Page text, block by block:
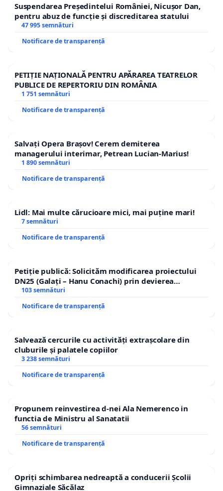
Suspendarea Președintelui României, Nicușor Dan,
pentru abuz de funcție și discreditarea statului
47 995 semnături
Notificare de transparență
PETIȚIE NAȚIONALĂ PENTRU APĂRAREA TEATRELOR
PUBLICE DE REPERTORIU DIN ROMÂNIA
1 751 semnături
Notificare de transparență
Salvați Opera Brașov! Cerem demiterea
managerului interimar, Petrean Lucian-Marius!
1 890 semnături
Notificare de transparență
Lidl: Mai multe cărucioare mici, mai puține mari!
7 semnături
Notificare de transparență
Petiție publică: Solicităm modificarea proiectului
DN25 (Galați – Hanu Conachi) prin devierea
traseului în afara localităților!
103 semnături
Notificare de transparență
Salvează cercurile cu activități extrașcolare din
cluburile și palatele copiilor
3 238 semnături
Notificare de transparență
Propunem reinvestirea d-nei Ala Nemerenco in
functia de Ministru al Sanatatii
56 semnături
Notificare de transparență
Opriți schimbarea nedreaptă a conducerii Școlii
Gimnaziale Săcălaz